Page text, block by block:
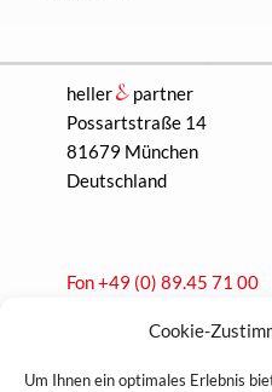
Cookie-
Um Ihnen ein optimales Erlebnis
heller
partner
Possartstraße 14
81679 München
Deutschland
Fon +49 (0) 89.45 71 00
hp@heller-partner.de